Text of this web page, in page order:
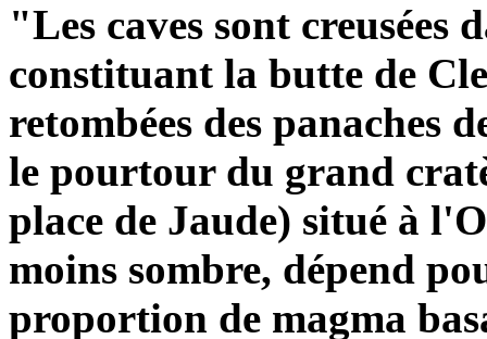
"Les caves sont creusées
constituant la butte de
retombées des panaches
le pourtour du grand
place de Jaude) situé à
moins sombre, dépend
proportion de magma